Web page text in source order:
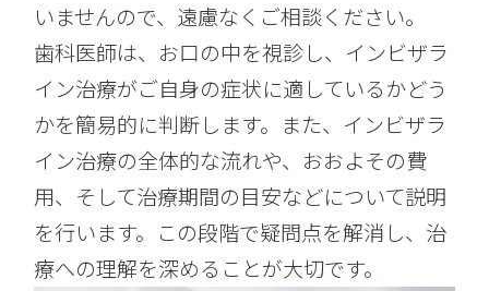
いませんので、遠慮なくご相談ください。
歯科医師は、お口の中を視診し、インビザラ
イン治療がご自身の症状に適しているかどう
かを簡易的に判断します。また、インビザラ
イン治療の全体的な流れや、おおよその費
用、そして治療期間の目安などについて説明
を行います。この段階で疑問点を解消し、治
療への理解を深めることが大切です。